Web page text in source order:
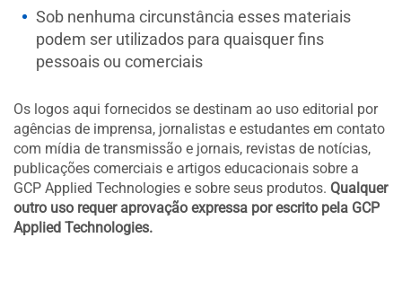
Sob nenhuma circunstância esses materiais
podem ser utilizados para quaisquer fins
pessoais ou comerciais
Os logos aqui fornecidos se destinam ao uso editorial por
agências de imprensa, jornalistas e estudantes em contato
com mídia de transmissão e jornais, revistas de notícias,
publicações comerciais e artigos educacionais sobre a
GCP Applied Technologies e sobre seus produtos. Qualquer
outro uso requer aprovação expressa por escrito pela GCP
Applied Technologies.